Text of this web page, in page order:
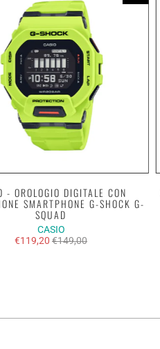
- OROLOGIO DIGITALE CON
SMARTPHONE G-SHOCK G-
SQUAD
CASIO
€119,20€149,00